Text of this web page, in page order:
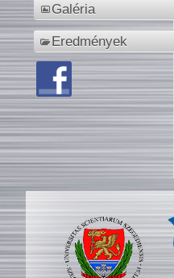
Galéria
Eredmények